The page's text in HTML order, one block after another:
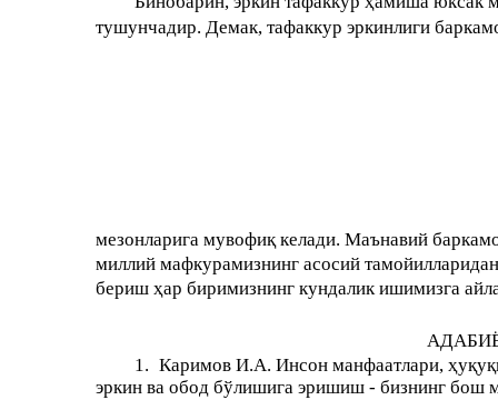
тушунчадир. Демак, тафаккур эркинлиги
мезонларига мувофиқ келади. Маънавий
миллий мафкурамизнинг асосий
бериш ҳар биримизнинг кундалик ишимизга
1. Каримов И.А. Инсон манфаатлари,
эркин ва обод бўлишига эришиш - бизнинг бош